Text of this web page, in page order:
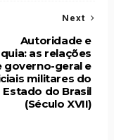
Next
Autoridade e
as relações
governo-geral e
militares do
Estado do Brasil
(Século XVII)